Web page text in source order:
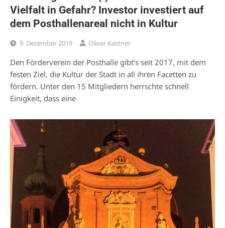
Vielfalt in Gefahr? Investor investiert auf
dem Posthallenareal nicht in Kultur
9. Dezember 2019 Oliver Kastner
Den Förderverein der Posthalle gibt’s seit 2017, mit dem
festen Ziel, die Kultur der Stadt in all ihren Facetten zu
fördern. Unter den 15 Mitgliedern herrschte schnell
Einigkeit, dass eine